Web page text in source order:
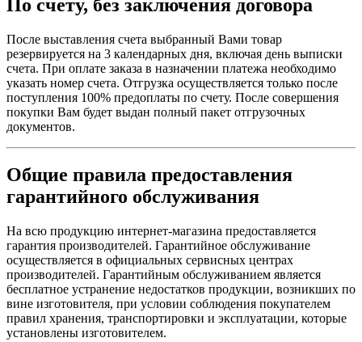
По счету, без заключения договора
После выставления счета выбранный Вами товар
резервируется на 3 календарных дня, включая день выписки
счета. При оплате заказа в назначении платежа необходимо
указать номер счета. Отгрузка осуществляется только после
поступления 100% предоплаты по счету. После совершения
покупки Вам будет выдан полный пакет отгрузочных
документов.
Общие правила предоставления
гарантийного обслуживания
На всю продукцию интернет-магазина предоставляется
гарантия производителей. Гарантийное обслуживание
осуществляется в официальных сервисных центрах
производителей. Гарантийным обслуживанием является
бесплатное устранение недостатков продукции, возникших по
вине изготовителя, при условии соблюдения покупателем
правил хранения, транспортировки и эксплуатации, которые
установлены изготовителем.